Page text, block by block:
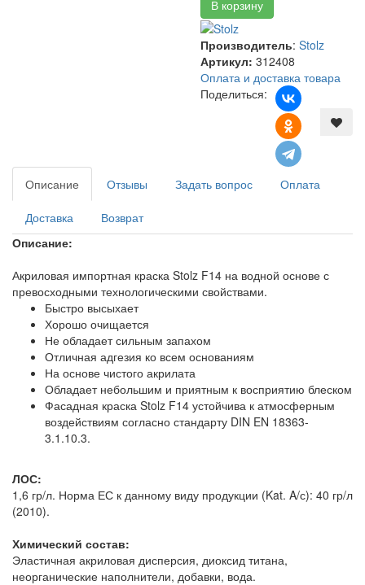
Производитель: Stolz
Артикул: 312408
Оплата и доставка товара
Поделиться:
Описание Отзывы Задать вопрос Оплата
Доставка
Возврат
Описание:
Акриловая импортная краска Stolz F14 на водной основе с
превосходными технологическими свойствами.
Быстро высыхает
Хорошо очищается
Не обладает сильным запахом
Отличная адгезия ко всем основаниям
На основе чистого акрилата
Обладает небольшим и приятным к восприятию блеском
Фасадная краска Stolz F14 устойчива к атмосферным
воздействиям согласно стандарту DIN EN 18363-
3.1.10.3.
ЛОС:
1,6 гр/л. Норма ЕС к данному виду продукции (Kat. A/с): 40 гр/л
(2010).
Химический состав:
Эластичная акриловая дисперсия, диоксид титана,
неорганические наполнители, добавки, вода.